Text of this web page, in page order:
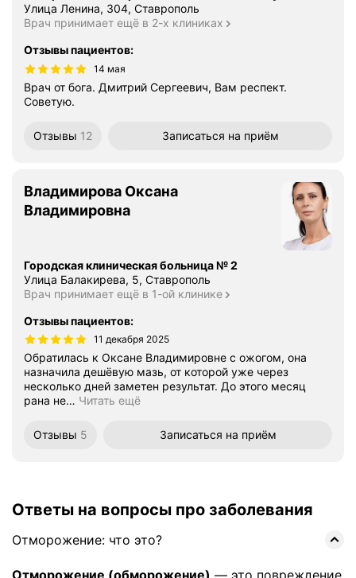
Улица Ленина, 304, Ставрополь
Врач принимает ещё в 2-х клиниках
Отзывы пациентов:
14 мая
Врач от бога. Дмитрий Сергеевич, Вам респект.
Советую.
Отзывы 12 Записаться на приём
Владимирова Оксана
Владимировна
Городская клиническая больница № 2
Улица Балакирева, 5, Ставрополь
Врач принимает ещё в 1-ой клинике
Отзывы пациентов:
11 декабря 2025
Обратилась к Оксане Владимировне с ожогом, она
назначила дешёвую мазь, от которой уже через
несколько дней заметен результат. До этого месяц
рана не… Читать ещё
Отзывы 5 Записаться на приём
Ответы на вопросы про заболевания
Отморожение: что это?